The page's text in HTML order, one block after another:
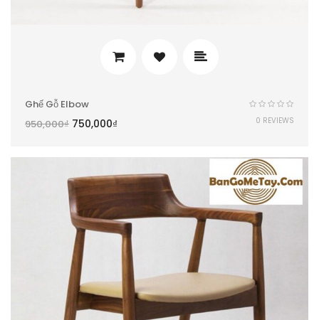
Ghế Gỗ Elbow
950,000₫ 750,000₫ 0 REVIEWS